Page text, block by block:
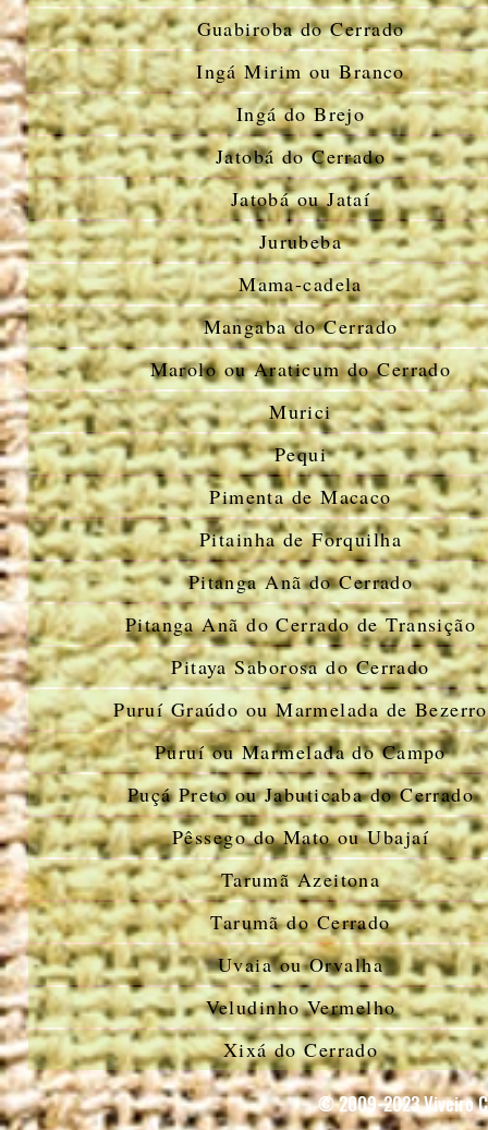
Guabiroba do Cerrado
Ingá Mirim ou Branco
Ingá do Brejo
Jatobá do Cerrado
Jatobá ou Jataí
Jurubeba
Mama-cadela
Mangaba do Cerrado
Marolo ou Araticum do Cerrado
Murici
Pequi
Pimenta de Macaco
Pitainha de Forquilha
Pitanga Anã do Cerrado
Pitanga Anã do Cerrado de Transição
Pitaya Saborosa do Cerrado
Puruí Graúdo ou Marmelada de Bezerro
Puruí ou Marmelada do Campo
Puçá Preto ou Jabuticaba do Cerrado
Pêssego do Mato ou Ubajaí
Tarumã Azeitona
Tarumã do Cerrado
Uvaia ou Orvalha
Veludinho Vermelho
Xixá do Cerrado
© 2009-2023 Viveiro